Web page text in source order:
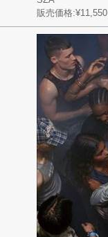
販売価格:¥11,550